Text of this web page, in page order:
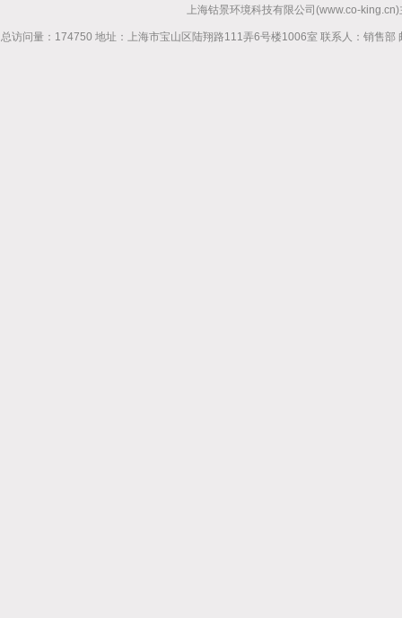
上海钴景环境科技有限公司(www.co-king.cn)
总访问量：174750 地址：上海市宝山区陆翔路111弄6号楼1006室 联系人：销售